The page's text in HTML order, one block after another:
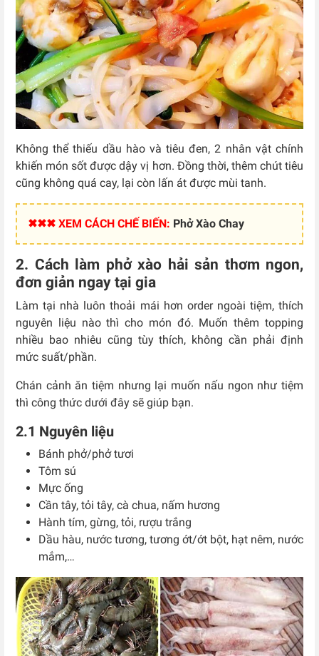
Không thể thiếu dầu hào và tiêu đen, 2 nhân vật chính
khiến món sốt được dậy vị hơn. Đồng thời, thêm chút tiêu
cũng không quá cay, lại còn lấn át được mùi tanh.
✖✖✖ XEM CÁCH CHẾ BIẾN: Phở Xào Chay
2. Cách làm phở xào hải sản thơm ngon,
đơn giản ngay tại gia
Làm tại nhà luôn thoải mái hơn order ngoài tiệm, thích
nguyên liệu nào thì cho món đó. Muốn thêm topping
nhiều bao nhiêu cũng tùy thích, không cần phải định
mức suất/phần.
Chán cảnh ăn tiệm nhưng lại muốn nấu ngon như tiệm
thì công thức dưới đây sẽ giúp bạn.
2.1 Nguyên liệu
Bánh phở/phở tươi
Tôm sú
Mực ống
Cần tây, tỏi tây, cà chua, nấm hương
Hành tím, gừng, tỏi, rượu trắng
Dầu hàu, nước tương, tương ớt/ớt bột, hạt nêm, nước
mắm,…